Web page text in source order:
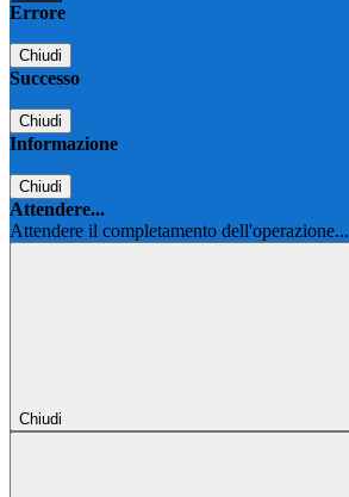
Errore
Chiudi
Successo
Chiudi
Informazione
Chiudi
Attendere...
Attendere il completamento dell'operazione...
Chiudi